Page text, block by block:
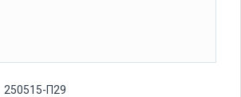
250515-П29